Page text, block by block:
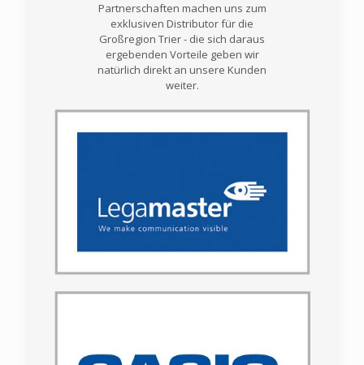
Partnerschaften machen uns zum
exklusiven Distributor für die
Großregion Trier - die sich daraus
ergebenden Vorteile geben wir
natürlich direkt an unsere Kunden
weiter.